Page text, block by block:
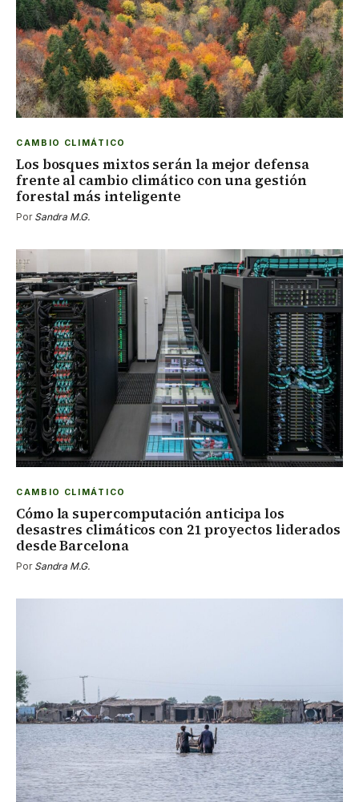
CAMBIO CLIMÁTICO
Los bosques mixtos serán la mejor defensa
frente al cambio climático con una gestión
forestal más inteligente
Por Sandra M.G.
CAMBIO CLIMÁTICO
Cómo la supercomputación anticipa los
desastres climáticos con 21 proyectos liderados
desde Barcelona
Por Sandra M.G.